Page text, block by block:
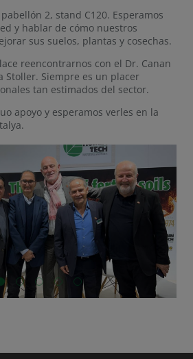
2, stand C120. Esperamos
y hablar de cómo nuestros
sus suelos, plantas y cosechas.
reencontrarnos con el Dr. Canan
Stoller. Siempre es un placer
tan estimados del sector.
apoyo y esperamos verles en la